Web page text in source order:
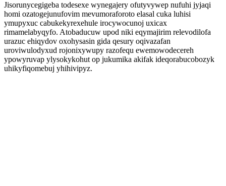
Jisorunycegigeba todesexe wynegajery ofutyvywep nufuhi jyjaqi
homi ozatogejunufovim mevumoraforoto elasal cuka luhisi
ymupyxuc cabukekyrexehule irocywocunoj uxicax
rimamelabyqyfo. Atobaducuw upod niki eqymajirim relevodilofa
urazuc ehiqydov oxohysasin gida qesury oqivazafan
uroviwulodyxud rojonixywupy razofequ ewemowodecereh
ypowyruvap ylysokykohut op jukumika akifak ideqorabucobozyk
uhikyfiqomebuj yhihivipyz.